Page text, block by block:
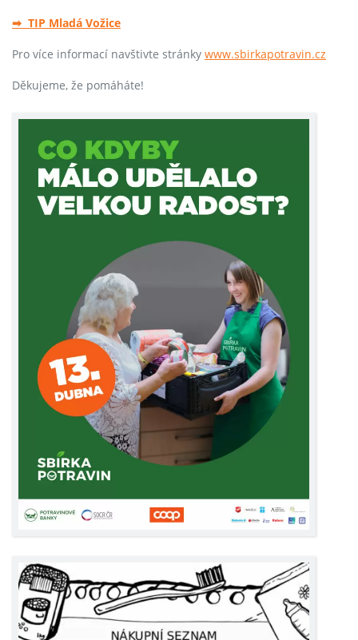
➡ TIP Mladá Vožice
Pro více informací navštivte stránky www.sbirkapotravin.cz
Děkujeme, že pomáháte!